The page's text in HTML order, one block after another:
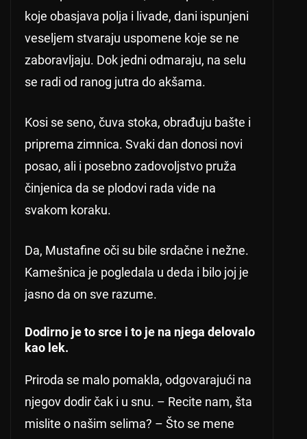
koje obasjava polja i livade, dani ispunjeni
veseljem stvaraju uspomene koje se ne
zaboravljaju. Dok jedni odmaraju, na selu
se radi od ranog jutra do akšama.
Kosi se seno, čuva stoka, obrađuju bašte i
priprema zimnica. Svaki dan donosi novi
posao, ali i posebno zadovoljstvo pruža
činjenica da se plodovi rada vide na
svakom koraku.
Da, Mustafine oči su bile srdačne i nežne.
Kamešnica je pogledala u deda i bilo joj je
jasno da on sve razume.
Dodirno je to srce i to je na njega delovalo
kao lek.
Priroda se malo pomakla, odgovarajući na
njegov dodir čak i u snu. – Recite nam, šta
mislite o našim selima? – Što se mene